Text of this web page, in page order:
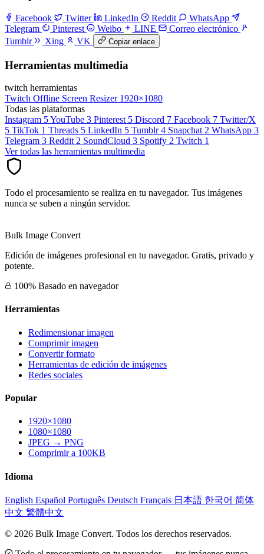
Facebook Twitter LinkedIn Reddit
WhatsApp
Telegram
Pinterest Weibo LINE
Correo electrónico
Tumblr
Xing VK Copiar enlace
Herramientas multimedia
twitch herramientas
Twitch Offline Screen Resizer 1920×1080
Todas las plataformas
Instagram 5YouTube 3 Pinterest 5 Discord 7 Facebook 7 Twitter/X
5 TikTok 1 Threads 5 LinkedIn 5 Tumblr 4 Snapchat 2 WhatsApp 3
Telegram 3 Reddit 2 SoundCloud 3 Spotify 2 Twitch 1
Ver todas las herramientas multimedia
Todo el procesamiento se realiza en tu navegador. Tus imágenes
nunca se suben a ningún servidor.
Bulk Image Convert
Edición de imágenes profesional en tu navegador. Gratis, privado y
potente.
100% Basado en navegador
Herramientas
Redimensionar imagen
Comprimir imagen
Convertir formato
Herramientas de edición de imágenes
Redes sociales
Popular
1920×1080
1080×1080
JPEG → PNG
Comprimir a 100KB
Idioma
English Español Português Deutsch Français 日本語 한국어 简体
中文 繁體中文
© 2026 Bulk Image Convert. Todos los derechos reservados.